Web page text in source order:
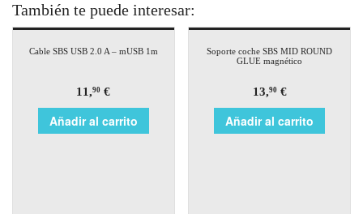
También te puede interesar:
Cable SBS USB 2.0 A – mUSB 1m
11,90 €
Añadir al carrito
Soporte coche SBS MID ROUND
GLUE magnético
13,90€
Añadir al carrito